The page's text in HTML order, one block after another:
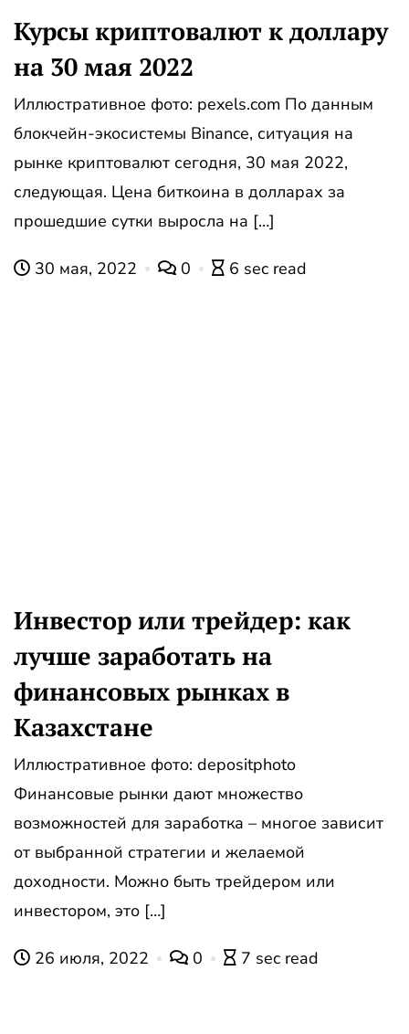
Курсы криптовалют к доллару
на 30 мая 2022
Иллюстративное фото: pexels.com По данным
блокчейн-экосистемы Binance, ситуация на
рынке криптовалют сегодня, 30 мая 2022,
следующая. Цена биткоина в долларах за
прошедшие сутки выросла на […]
30 мая, 2022 0 6 sec read
Инвестор или трейдер: как
лучше заработать на
финансовых рынках в
Казахстане
Иллюстративное фото: depositphoto
Финансовые рынки дают множество
возможностей для заработка – многое зависит
от выбранной стратегии и желаемой
доходности. Можно быть трейдером или
инвестором, это […]
26 июля, 2022 0 7 sec read